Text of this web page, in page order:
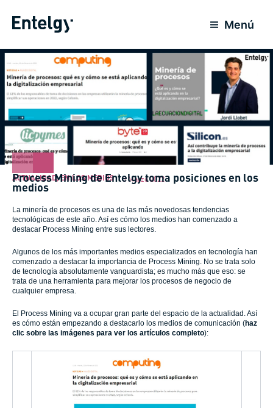
Menú
ACTUALIDAD,EN LOS MEDIOS 3 Marzo 2022
Process Mining de Entelgy toma posiciones en los
medios
La minería de procesos es una de las más novedosas tendencias
tecnológicas de este año. Así es cómo los medios han comenzado a
destacar Process Mining entre sus lectores.
Algunos de los más importantes medios especializados en tecnología han
comenzado a destacar la importancia de Process Mining. No se trata solo
de tecnología absolutamente vanguardista; es mucho más que eso: se
trata de una herramienta para mejorar los procesos de negocio de
cualquier empresa.
El Process Mining va a ocupar gran parte del espacio de la actualidad. Así
es cómo están empezando a destacarlo los medios de comunicación (haz
clic sobre las imágenes para ver los artículos completo):